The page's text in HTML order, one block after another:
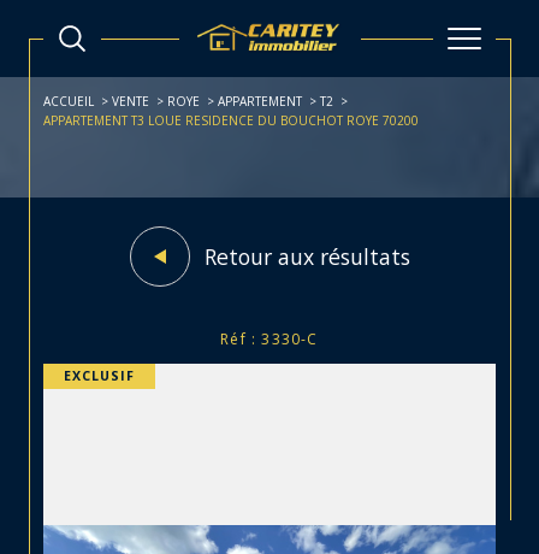
ACCUEIL VENTE ROYE APPARTEMENT
T2
APPARTEMENT T3 LOUE RESIDENCE DU BOUCHOT ROYE 70200
Retour aux résultats
Réf : 3330-C
EXCLUSIF